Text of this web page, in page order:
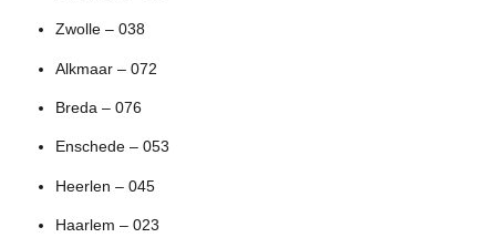
Zwolle – 038
Alkmaar – 072
Breda – 076
Enschede – 053
Heerlen – 045
Haarlem – 023